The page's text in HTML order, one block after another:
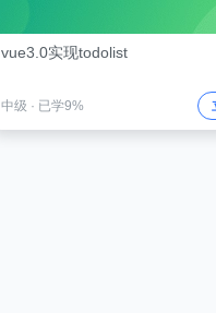
vue3.0实现todolist
中级 · 已学9%